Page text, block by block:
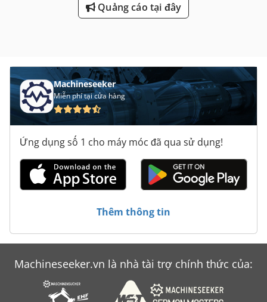
Quảng cáo tại đây
Machineseeker
Miễn phí tại cửa hàng
Ứng dụng số 1 cho máy móc đã qua sử dụng!
Thêm thông tin
Machineseeker.vn là nhà tài trợ chính thức của: